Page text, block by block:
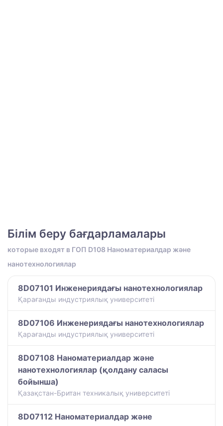
Білім беру бағдарламалары
которые входят в ГОП D108 Наноматериалдар және
нанотехнологиялар
8D07101 Инженериядағы нанотехнологиялар
Қарағанды индустриялық университеті
8D07106 Инженериядағы нанотехнологиялар
Қарағанды индустриялық университеті
8D07108 Наноматериалдар және
нанотехнологиялар (қолдану саласы
бойынша)
Қазақстан-Британ техникалық университеті
8D07112 Наноматериалдар және